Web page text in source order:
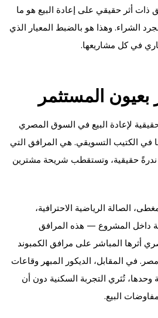
ذات أثر حقيقي على إعادة البيع هو ما
الشراء. وهذا هو بالضبط المعيار الذي
في كل مشاريعها.
المستثمر
لإعادة البيع في السوق المصري
في الكتيب التسويقي. هي المرافق التي
ندرةً حقيقية، وتستقطب شريحة مشترين
الصالة الرياضية الاحترافية،
داخل المشروع — هذه المرافق
أثرها المباشر على مرافق الكمبوند
في المقابل، الديكور المبهر وقاعات
وحدها، تُثري التجربة السكنية دون أن
البيع.